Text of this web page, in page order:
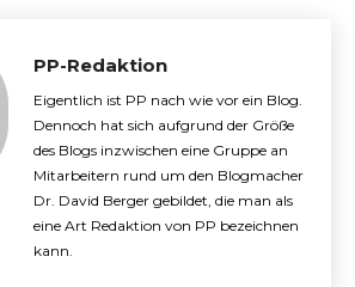
PP-Redaktion
Eigentlich ist PP nach wie vor ein Blog.
Dennoch hat sich aufgrund der Größe
des Blogs inzwischen eine Gruppe an
Mitarbeitern rund um den Blogmacher
Dr. David Berger gebildet, die man als
eine Art Redaktion von PP bezeichnen
kann.